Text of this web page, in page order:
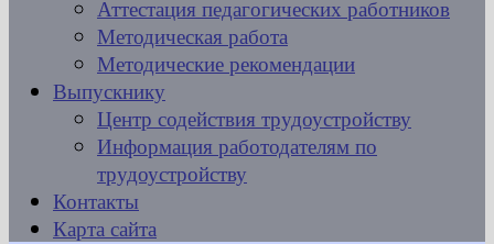
Аттестация педагогических работников
Методическая работа
Методические рекомендации
Выпускнику
Центр содействия трудоустройству
Информация работодателям по
трудоустройству
Контакты
Карта сайта